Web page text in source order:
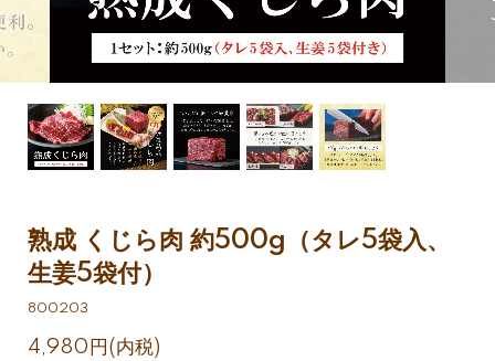
熟成 くじら肉 約500g（タレ5袋入、
生姜5袋付）
800203
4,980円(内税)